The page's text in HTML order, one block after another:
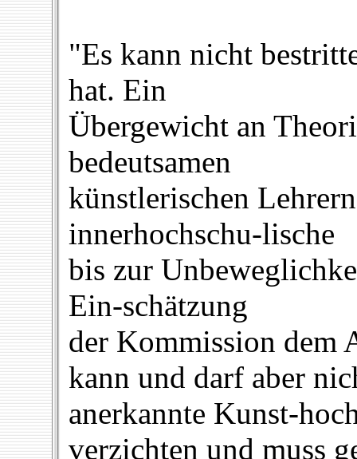
"Es kann nicht
hat. Ein
Übergewicht an
bedeutsamen
künstlerischen
innerhochschu-lische
bis zur
Ein-schätzung
der Kommission dem
kann und darf aber
anerkannte Kunst-
verzichten und muss